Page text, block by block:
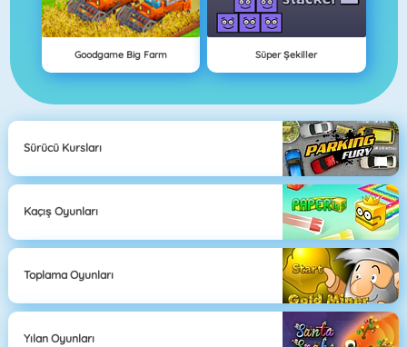
Goodgame Big Farm Süper Şekiller
Sürücü Kursları
Kaçış Oyunları
Toplama Oyunları
Yılan Oyunları